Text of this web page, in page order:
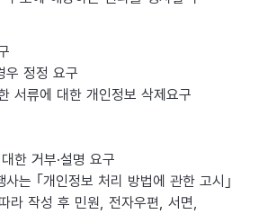
우 정정 요구
서류에 대한 개인정보 삭제요구
한 거부·설명 요구
는 ｢개인정보 처리 방법에 관한 고시｣
라 작성 후 민원, 전자우편, 서면,